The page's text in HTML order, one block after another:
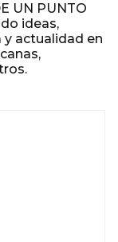
UN PUNTO
ideas,
actualidad en